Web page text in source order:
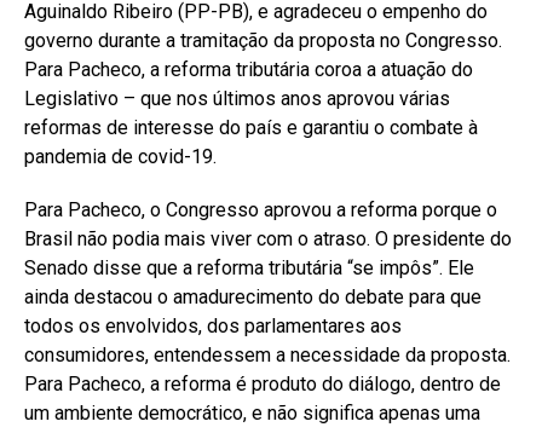
Aguinaldo Ribeiro (PP-PB), e agradeceu o empenho do
governo durante a tramitação da proposta no Congresso.
Para Pacheco, a reforma tributária coroa a atuação do
Legislativo – que nos últimos anos aprovou várias
reformas de interesse do país e garantiu o combate à
pandemia de covid-19.
Para Pacheco, o Congresso aprovou a reforma porque o
Brasil não podia mais viver com o atraso. O presidente do
Senado disse que a reforma tributária “se impôs”. Ele
ainda destacou o amadurecimento do debate para que
todos os envolvidos, dos parlamentares aos
consumidores, entendessem a necessidade da proposta.
Para Pacheco, a reforma é produto do diálogo, dentro de
um ambiente democrático, e não significa apenas uma